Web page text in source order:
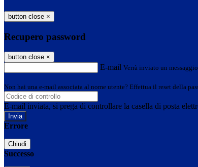
button close ×
Recupero password
button close ×
E-mail Verrà inviato un
Non hai una e-mail associata al nome utente? Effettua il reset della
E-mail inviata, si prega di controllare la casella di posta
Errore
Chiudi
Successo